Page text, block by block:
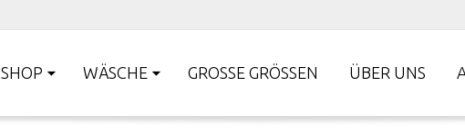
SHOP WÄSCHE GROSSE GRÖSSEN ÜBER UNS